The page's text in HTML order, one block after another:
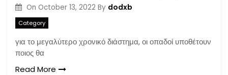
On October 13, 2022 By dodxb
Category
για το μεγαλύτερο χρονικό διάστημα, οι οπαδοί υποθέτουν
ποιος θα
Read More